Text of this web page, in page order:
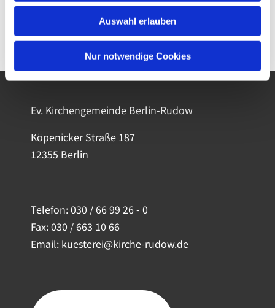
Auswahl erlauben
Nur notwendige Cookies
Ev. Kirchengemeinde Berlin-Rudow
Köpenicker Straße 187
12355 Berlin
Telefon:030 / 66 99 26 - 0
Fax: 030 / 663 10 66
Email: kuesterei@kirche-rudow.de